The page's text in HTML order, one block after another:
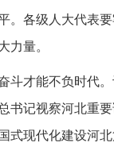
。各级人大代表
力量。
斗才能不负时代
书记视察河北重
式现代化建设河